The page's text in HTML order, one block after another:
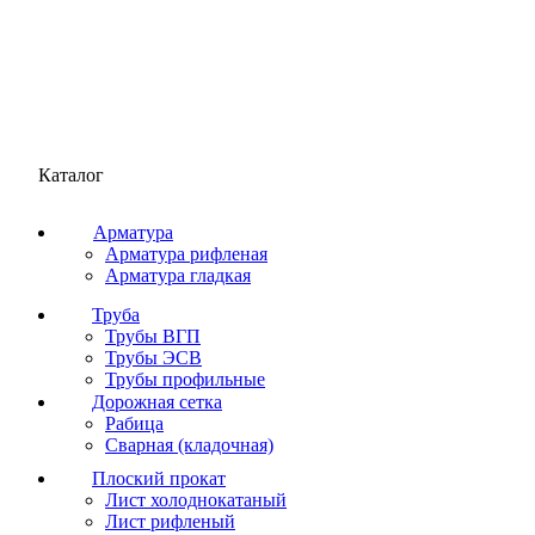
Каталог
Арматура
Арматура рифленая
Арматура гладкая
Труба
Трубы ВГП
Трубы ЭСВ
Трубы профильные
Дорожная сетка
Рабица
Сварная (кладочная)
Плоский прокат
Лист холоднокатаный
Лист рифленый